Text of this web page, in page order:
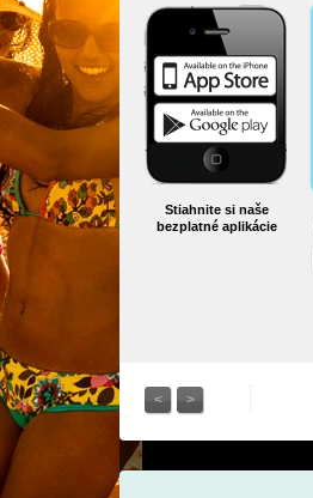
Stiahnite si naše
bezplatné aplikácie
< >